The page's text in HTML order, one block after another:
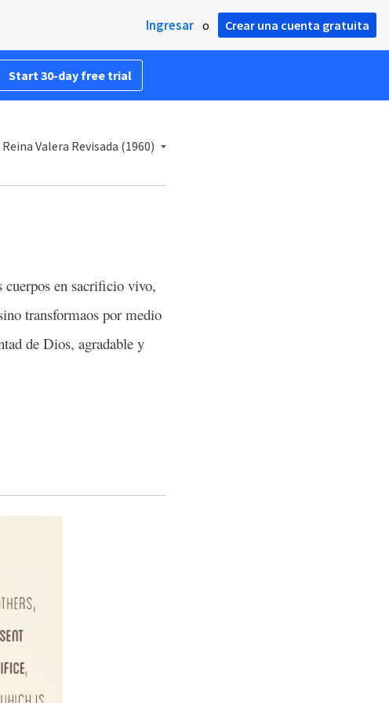
Ingresar o Crear una cuenta gratuita
Start 30-day free trial
Reina Valera Revisada (1960)
cuerpos en sacrificio vivo,
transformaos por medio
de Dios, agradable y